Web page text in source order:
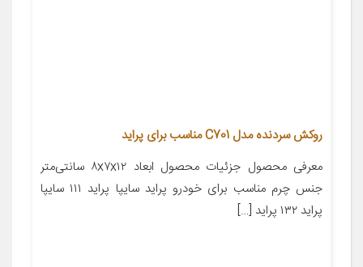
روکش سردنده مدل C701 مناسب برای پراید
معرفی محصول جزئیات محصول ابعاد ۸x۷x۱۲ سانتی‌متر
جنس چرم مناسب برای خودرو پراید سایپا پراید ۱۱۱ سایپا
پراید ۱۳۲ پراید […]